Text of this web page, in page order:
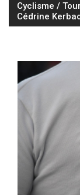
Cyclisme /
Cédrine